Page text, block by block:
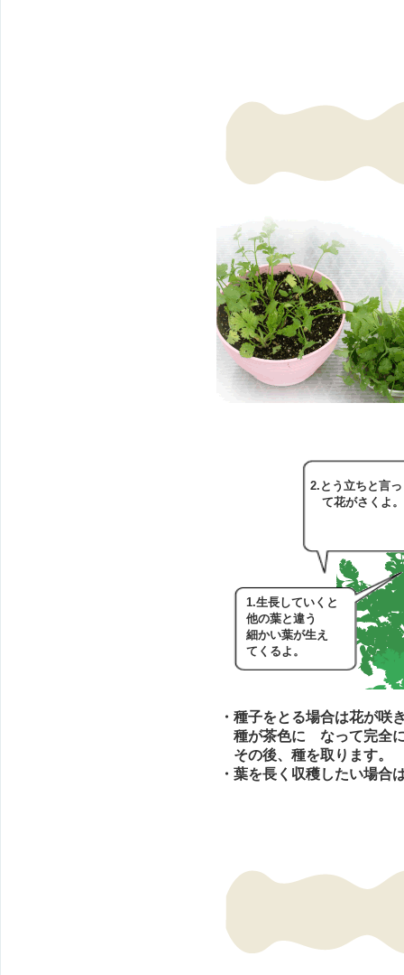
1.生長していくと
他の葉と違う
細かい葉が生え
てくるよ。
2.とう立ちと言っ
て花がさくよ。
・種子をとる場合は花が咲
種が茶色に なって完全
その後、種を取ります。
・葉を長く収穫したい場合